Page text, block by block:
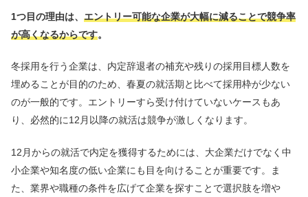
1つ目の理由は、 エントリー可能な企業が大幅に減ることで競争率
が高くなるからです。
冬採用を行う企業は、内定辞退者の補充や残りの採用目標人数を
埋めることが目的のため、春夏の就活期と比べて採用枠が少ない
のが一般的です。エントリーすら受け付けていないケースもあ
り、必然的に12月以降の就活は競争が激しくなります。
12月からの就活で内定を獲得するためには、大企業だけでなく中
小企業や知名度の低い企業にも目を向けることが重要です。ま
た、業界や職種の条件を広げて企業を探すことで選択肢を増や